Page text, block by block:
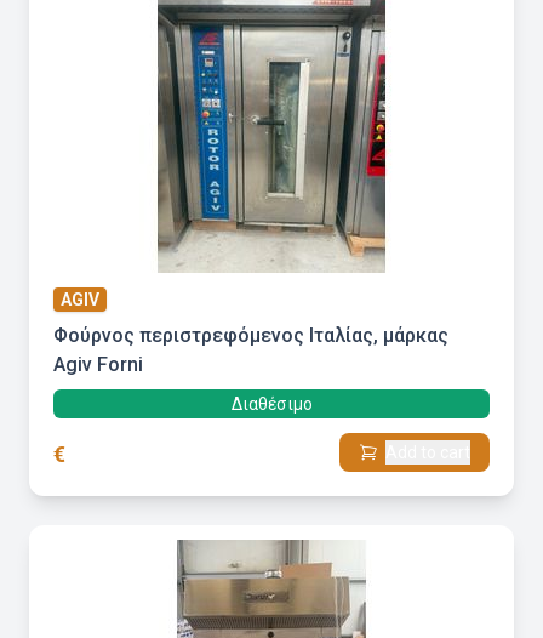
AGIV
Φούρνος περιστρεφόμενος Ιταλίας, μάρκας
Agiv Forni
Διαθέσιμο
€